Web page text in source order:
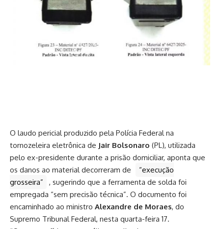
O laudo pericial produzido pela Polícia Federal na
tornozeleira eletrônica de Jair Bolsonaro (PL), utilizada
pelo ex-presidente durante a prisão domiciliar, aponta que
os danos ao material decorreram de
“execução
grosseira”
, sugerindo que a ferramenta de solda foi
empregada “sem precisão técnica”. O documento foi
encaminhado ao ministro Alexandre de Moraes, do
Supremo Tribunal Federal, nesta quarta-feira 17.